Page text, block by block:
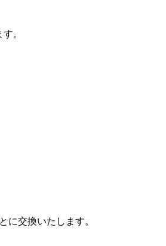
。
に交換いたします。